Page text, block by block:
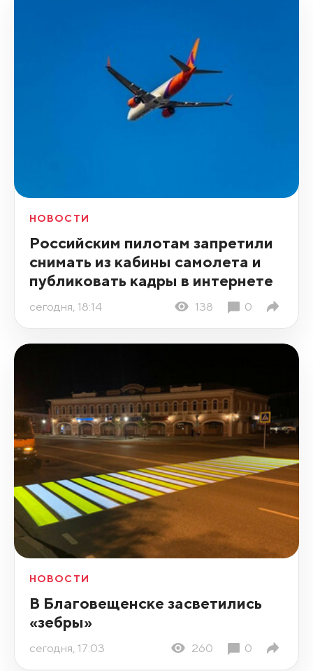
НОВОСТИ
Российским пилотам запретили
снимать из кабины самолета и
публиковать кадры в интернете
сегодня, 18:14 138 0
НОВОСТИ
В Благовещенске засветились
«зебры»
сегодня, 17:03 260 0